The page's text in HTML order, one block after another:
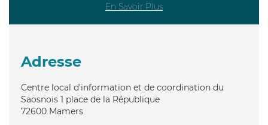
En Savoir Plus
Adresse
Centre local d'information et de coordination du
Saosnois 1 place de la République
72600 Mamers